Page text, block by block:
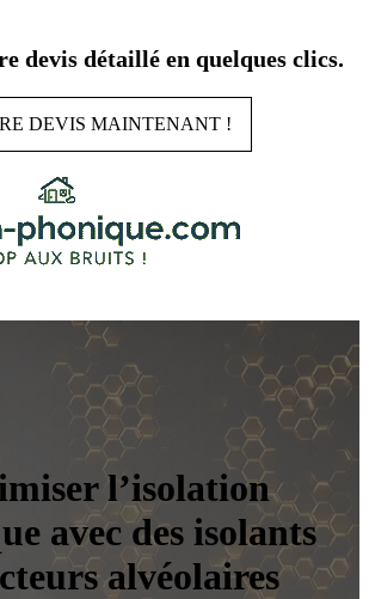
devis détaillé en quelques clics.
DEVIS MAINTENANT !
l’isolation
avec des isolants
alvéolaires